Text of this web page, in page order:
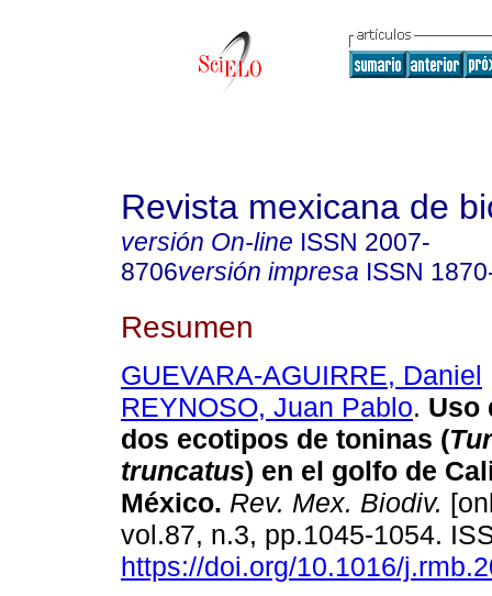
Revista mexicana de
versión On-line ISSN 2007-
8706versión impresa ISSN
Resumen
GUEVARA-AGUIRRE, Daniel
REYNOSO, Juan Pablo. Uso
dos ecotipos de toninas (
truncatus) en el golfo de
México. Rev. Mex. Biodiv.
vol.87, n.3, pp.1045-1054.
https://doi.org/10.1016/